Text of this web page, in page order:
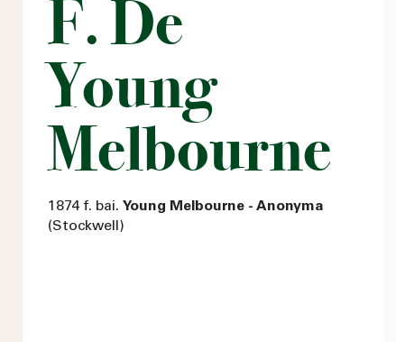
F. De
Young
Melbourne
1874 f. bai. Young Melbourne - Anonyma
(Stockwell)